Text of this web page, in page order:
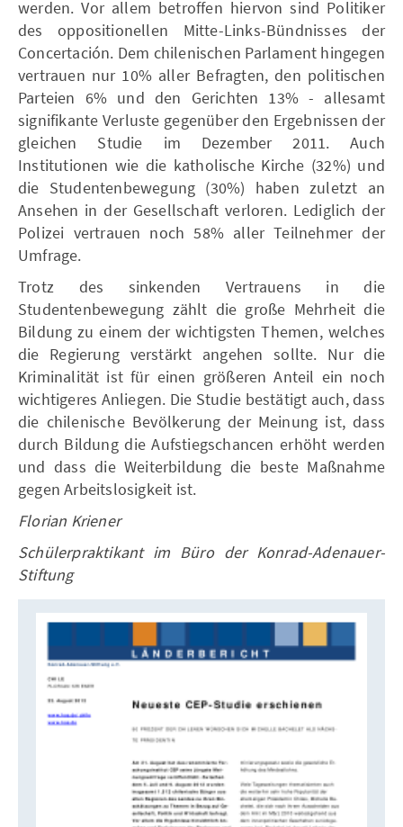
werden. Vor allem betroffen hiervon sind Politiker
des oppositionellen Mitte-Links-Bündnisses der
Concertación. Dem chilenischen Parlament hingegen
vertrauen nur 10% aller Befragten, den politischen
Parteien 6% und den Gerichten 13% - allesamt
signifikante Verluste gegenüber den Ergebnissen der
gleichen Studie im Dezember 2011. Auch
Institutionen wie die katholische Kirche (32%) und
die Studentenbewegung (30%) haben zuletzt an
Ansehen in der Gesellschaft verloren. Lediglich der
Polizei vertrauen noch 58% aller Teilnehmer der
Umfrage.
Trotz des sinkenden Vertrauens in die
Studentenbewegung zählt die große Mehrheit die
Bildung zu einem der wichtigsten Themen, welches
die Regierung verstärkt angehen sollte. Nur die
Kriminalität ist für einen größeren Anteil ein noch
wichtigeres Anliegen. Die Studie bestätigt auch, dass
die chilenische Bevölkerung der Meinung ist, dass
durch Bildung die Aufstiegschancen erhöht werden
und dass die Weiterbildung die beste Maßnahme
gegen Arbeitslosigkeit ist.
Florian Kriener
Schülerpraktikant im Büro der Konrad-Adenauer-
Stiftung